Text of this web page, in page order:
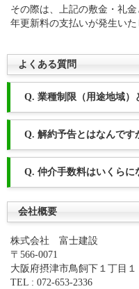
その際は、上記の敷金・礼
年更新料の支払いが発生いた
よくある質問
Q. 業種制限（用途地域）
Q. 解約予告とはなんです
Q. 仲介手数料はいくらに
会社概要
株式会社 富士建設
〒566-0071
大阪府摂津市鳥飼下１丁目１
TEL : 072-653-2336